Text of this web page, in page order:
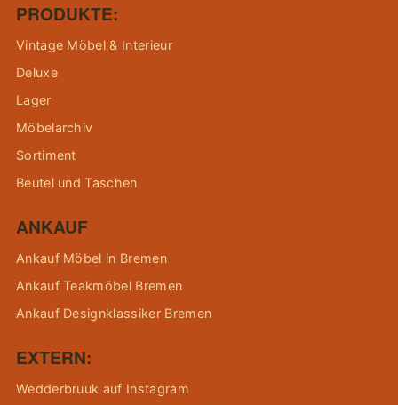
PRODUKTE:
Vintage Möbel & Interieur
Deluxe
Lager
Möbelarchiv
Sortiment
Beutel und Taschen
ANKAUF
Ankauf Möbel in Bremen
Ankauf Teakmöbel Bremen
Ankauf Designklassiker Bremen
EXTERN:
Wedderbruuk auf Instagram